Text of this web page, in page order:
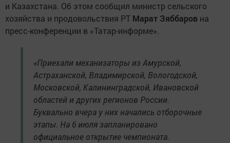
и Казахстана. Об этом сообщил министр сельского
хозяйства и продовольствия РТ Марат Зяббаров на
пресс-конференции в «Татар-информе».
«Приехали механизаторы из Амурской,
Астраханской, Владимирской, Вологодской,
Московской, Калининградской, Ивановской
областей и других регионов России.
Буквально вчера у них начались отборочные
этапы. На 6 июля запланировано
официальное открытие чемпионата.